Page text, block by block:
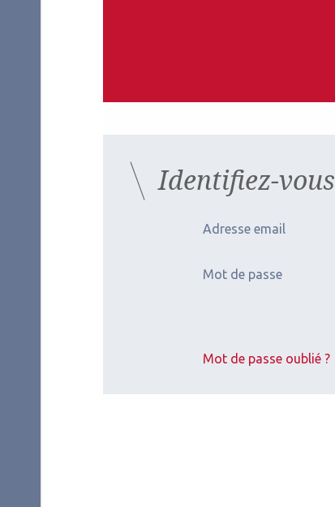
Identifiez-vous
Adresse email
Mot de passe
Mot de passe oublié ?